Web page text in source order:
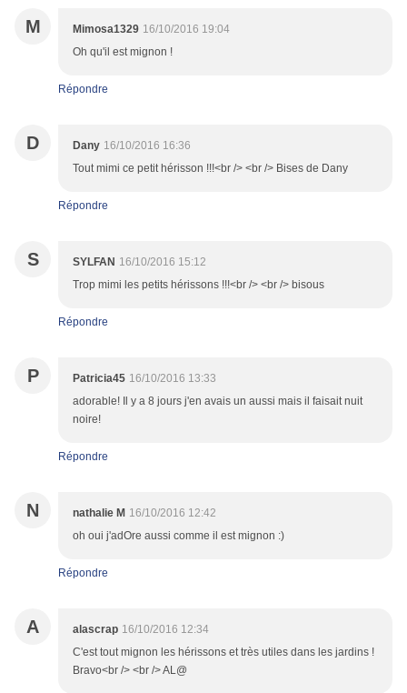
M Mimosa1329 16/10/2016 19:04
Oh qu'il est mignon !
Répondre
D Dany 16/10/2016 16:36
Tout mimi ce petit hérisson !!!<br /> <br /> Bises de Dany
Répondre
S SYLFAN 16/10/2016 15:12
Trop mimi les petits hérissons !!!<br /> <br /> bisous
Répondre
P Patricia45 16/10/2016 13:33
adorable! Il y a 8 jours j'en avais un aussi mais il faisait nuit
noire!
Répondre
N nathalie M 16/10/2016 12:42
oh oui j'adOre aussi comme il est mignon :)
Répondre
A alascrap 16/10/2016 12:34
C'est tout mignon les hérissons et très utiles dans les jardins !
Bravo<br /> <br /> AL@